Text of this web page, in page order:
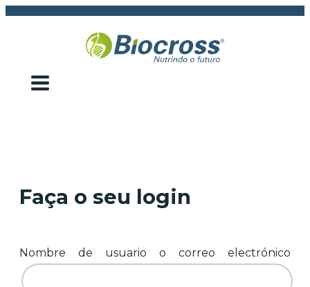
Faça o seu login
Nombre de usuario o correo electrónico